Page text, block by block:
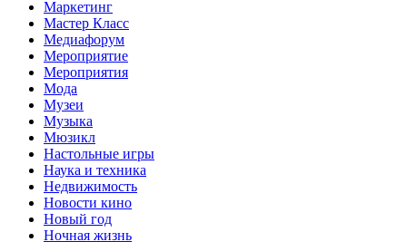
Маркетинг
Мастер Класс
Медиафорум
Мероприятие
Мероприятия
Мода
Музеи
Музыка
Мюзикл
Настольные игры
Наука и техника
Недвижимость
Новости кино
Новый год
Ночная жизнь